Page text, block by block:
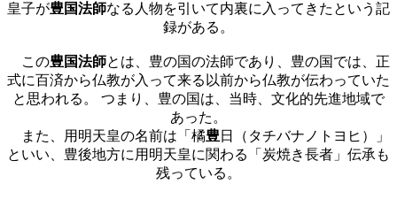
皇子が豊国法師なる人物を引いて内裏に入ってきたという記
録がある。
この豊国法師とは、豊の国の法師であり、豊の国では、正
式に百済から仏教が入って来る以前から仏教が伝わっていた
と思われる。 つまり、豊の国は、当時、文化的先進地域で
あった。
また、用明天皇の名前は「橘豊 日（タチバナノトヨヒ）」
といい、豊後地方に用明天皇に関わる「炭焼き長者」伝承も
残っている。